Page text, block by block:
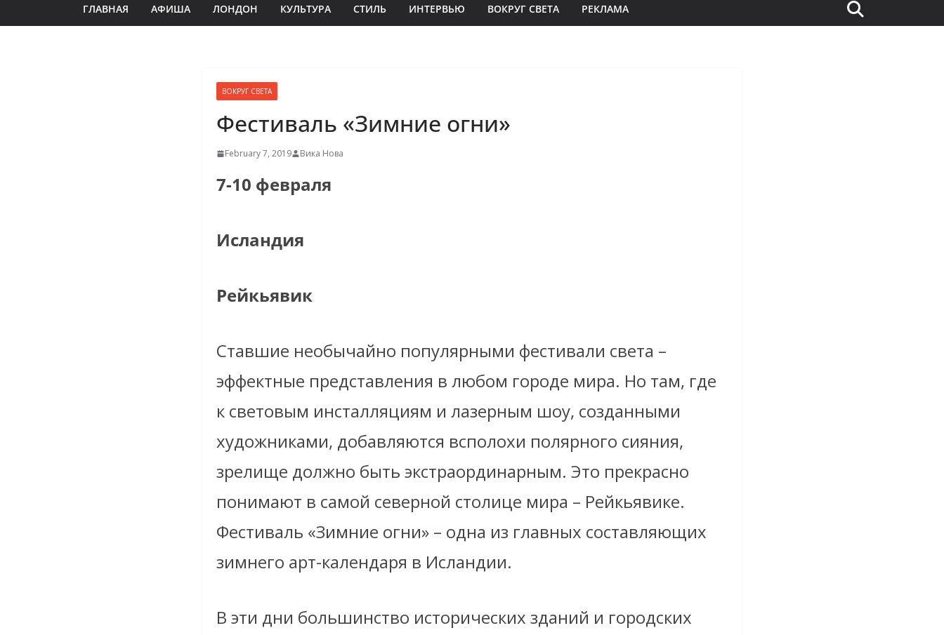
ГЛАВНАЯ АФИША ЛОНДОН КУЛЬТУРА СТИЛЬ ИНТЕРВЬЮ ВОКРУГ СВЕТА РЕКЛАМА
ВОКРУГ СВЕТА
Фестиваль «Зимние огни»
February 7, 2019 Вика Нова
7-10 февраля
Исландия
Рейкьявик
Ставшие необычайно популярными фестивали света –
эффектные представления в любом городе мира. Но там, где
к световым инсталляциям и лазерным шоу, созданными
художниками, добавляются всполохи полярного сияния,
зрелище должно быть экстраординарным. Это прекрасно
понимают в самой северной столице мира – Рейкьявике.
Фестиваль «Зимние огни» – одна из главных составляющих
зимнего арт-календаря в Исландии.
В эти дни большинство исторических зданий и городских